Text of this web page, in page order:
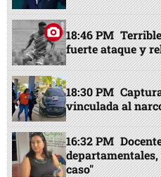
18:46 PM
fuerte ataque y
18:30 PM
vinculada al
16:32 PM
caso"